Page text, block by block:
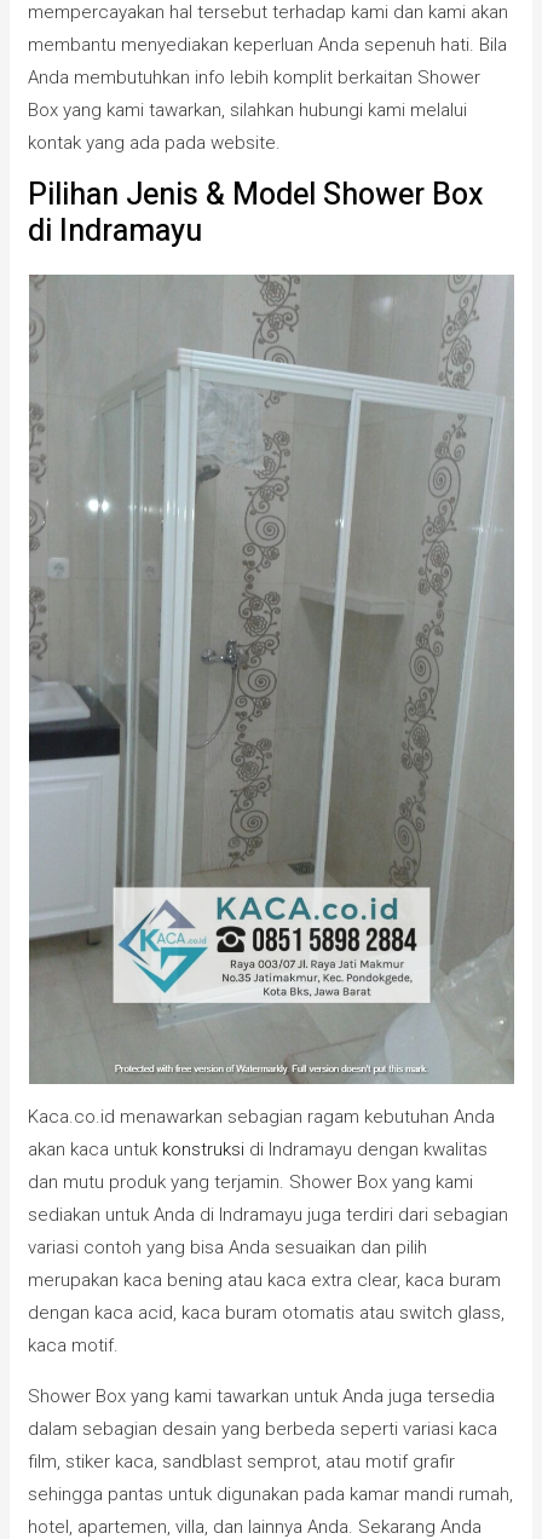
mempercayakan hal tersebut terhadap kami dan kami akan
membantu menyediakan keperluan Anda sepenuh hati. Bila
Anda membutuhkan info lebih komplit berkaitan Shower
Box yang kami tawarkan, silahkan hubungi kami melalui
kontak yang ada pada website.
Pilihan Jenis & Model Shower Box
di Indramayu
Kaca.co.id menawarkan sebagian ragam kebutuhan Anda
akan kaca untuk konstruksi di Indramayu dengan kwalitas
dan mutu produk yang terjamin. Shower Box yang kami
sediakan untuk Anda di Indramayu juga terdiri dari sebagian
variasi contoh yang bisa Anda sesuaikan dan pilih
merupakan kaca bening atau kaca extra clear, kaca buram
dengan kaca acid, kaca buram otomatis atau switch glass,
kaca motif.
Shower Box yang kami tawarkan untuk Anda juga tersedia
dalam sebagian desain yang berbeda seperti variasi kaca
film, stiker kaca, sandblast semprot, atau motif grafir
sehingga pantas untuk digunakan pada kamar mandi rumah,
hotel, apartemen, villa, dan lainnya Anda. Sekarang Anda